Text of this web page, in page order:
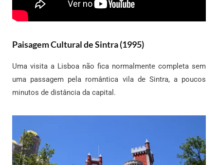
Paisagem Cultural de Sintra (1995)
Uma visita a Lisboa não fica normalmente completa sem
uma passagem pela romântica vila de Sintra, a poucos
minutos de distância da capital.